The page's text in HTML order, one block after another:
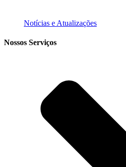
Notícias e Atualizações
Nossos Serviços